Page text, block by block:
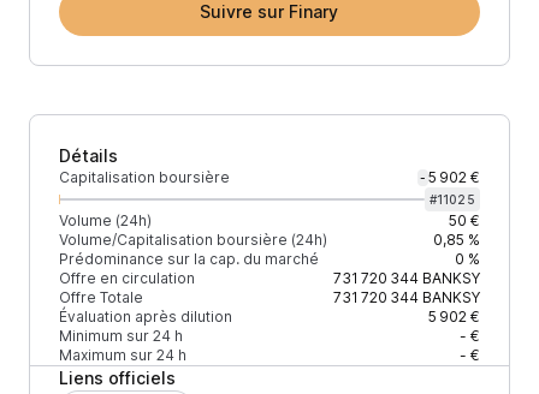
Suivre sur Finary
Détails
Capitalisation boursière - 5 902 €
#11025
Volume (24h)
50 €
Volume/Capitalisation boursière (24h)
0,85 %
Prédominance sur la cap. du marché
0 %
Offre en circulation
731 720 344BANKSY
Offre Totale
731 720 344BANKSY
Évaluation après dilution
5 902 €
Minimum sur 24 h
- €
Maximum sur 24 h
- €
Liens officiels